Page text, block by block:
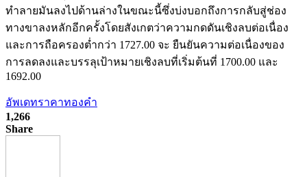
ทำลายมันลงไปด้านล่างในขณะนี้ซึ่งบ่งบอกถึงการกลับสู่ช่อง
ทางขาลงหลักอีกครั้งโดยสังเกตว่าความกดดันเชิงลบต่อเนื่อง
และการถือครองต่ำกว่า 1727.00 จะ ยืนยันความต่อเนื่องของ
การลดลงและบรรลุเป้าหมายเชิงลบที่เริ่มต้นที่ 1700.00 และ
1692.00
อัพเดทราคาทองคำ
1,266
Share